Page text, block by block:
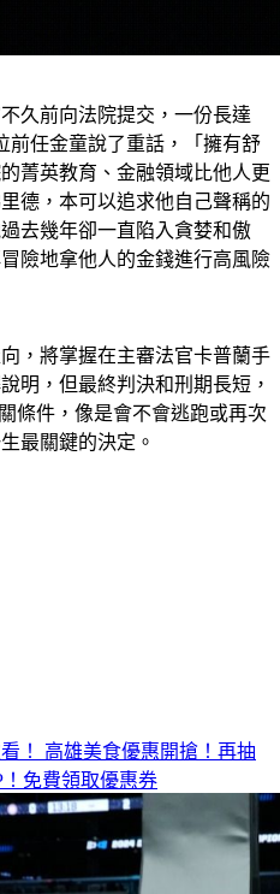
久前向法院提交，一份長達
前任金童說了重話，「擁有舒
菁英教育、金融領域比他人更
德，本可以追求他自己聲稱的
去幾年卻一直陷入貪婪和傲
險地拿他人的金錢進行高風險
，將掌握在主審法官卡普蘭手
明，但最終判決和刑期長短，
條件，像是會不會逃跑或再次
最關鍵的決定。
！ 高雄美食優惠開搶！再抽
免費領取優惠券